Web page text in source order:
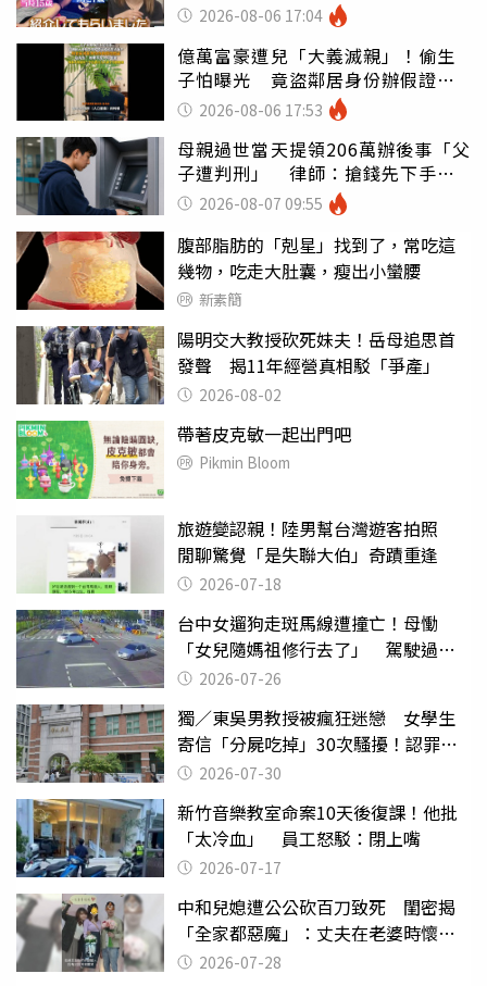
2026-08-06 17:04
億萬富豪遭兒「大義滅親」！偷生
子怕曝光 竟盜鄰居身份辦假證落
戶 2026-08-06 17:53
母親過世當天提領206萬辦後事「父
子遭判刑」 律師：搶錢先下手是
罪 2026-08-07 09:55
腹部脂肪的「剋星」找到了，常吃這
幾物，吃走大肚囊，瘦出小蠻腰
新素簡
陽明交大教授砍死妹夫！岳母追思首
發聲 揭11年經營真相駁「爭產」
2026-08-02
帶著皮克敏一起出門吧
Pikmin Bloom
旅遊變認親！陸男幫台灣遊客拍照
閒聊驚覺「是失聯大伯」奇蹟重逢
2026-07-18
台中女遛狗走斑馬線遭撞亡！母慟
「女兒隨媽祖修行去了」 駕駛過失
致死判9月
2026-07-26
獨／東吳男教授被瘋狂迷戀 女學生
寄信「分屍吃掉」30次騷擾！認罪免
關 2026-07-30
新竹音樂教室命案10天後復課！他批
「太冷血」 員工怒駁：閉上嘴
2026-07-17
中和兒媳遭公公砍百刀致死 閨密揭
「全家都惡魔」：丈夫在老婆時懷孕
摔東西
2026-07-28